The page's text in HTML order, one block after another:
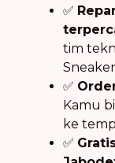
✅
tim
✅
Kamu
ke
✅